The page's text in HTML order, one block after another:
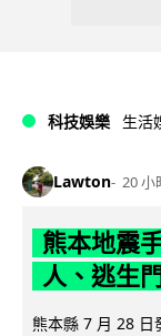
科技娛樂 生活
Lawton 20 小
熊本地震
人、逃生
熊本縣 7 月 28 日